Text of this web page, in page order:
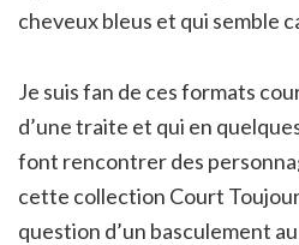
cheveux bleus et qui semble
Je suis fan de ces formats
d’une traite et qui en
font rencontrer des
cette collection Court
question d’un basculement